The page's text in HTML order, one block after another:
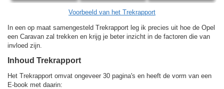
Voorbeeld van het Trekrapport
In een op maat samengesteld Trekrapport leg ik precies uit hoe de Opel
een Caravan zal trekken en krijg je beter inzicht in de factoren die van
invloed zijn.
Inhoud Trekrapport
Het Trekrapport omvat ongeveer 30 pagina's en heeft de vorm van een
E-book met daarin: